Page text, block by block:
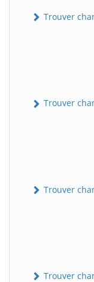
Trouver
Trouver
Trouver
Trouver